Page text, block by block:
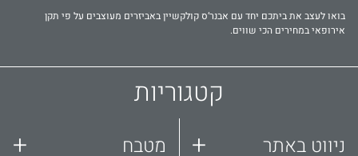
בואו לעצב את ביתכם יחד עם אבנר‘ס קולקשיין באביזרים מעוצבים על פי תקן
אירופאי במחירים הכי שווים.
קטגוריות
ניווט באתר + מטבח +